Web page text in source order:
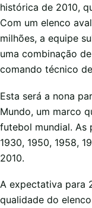
histórica de 2010,
Com um elenco
milhões, a equipe
uma combinação
comando técnico
Esta será a nona
Mundo, um marco
futebol mundial. As
1930, 1950, 1958,
2010.
A expectativa para
qualidade do